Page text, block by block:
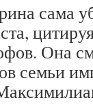
сама
Она
семьи